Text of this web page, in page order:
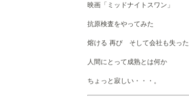
映画「ミッドナイトスワン」
抗原検査をやってみた
熔ける 再び そして会社も失った
人間にとって成熟とは何か
ちょっと寂しい・・・。